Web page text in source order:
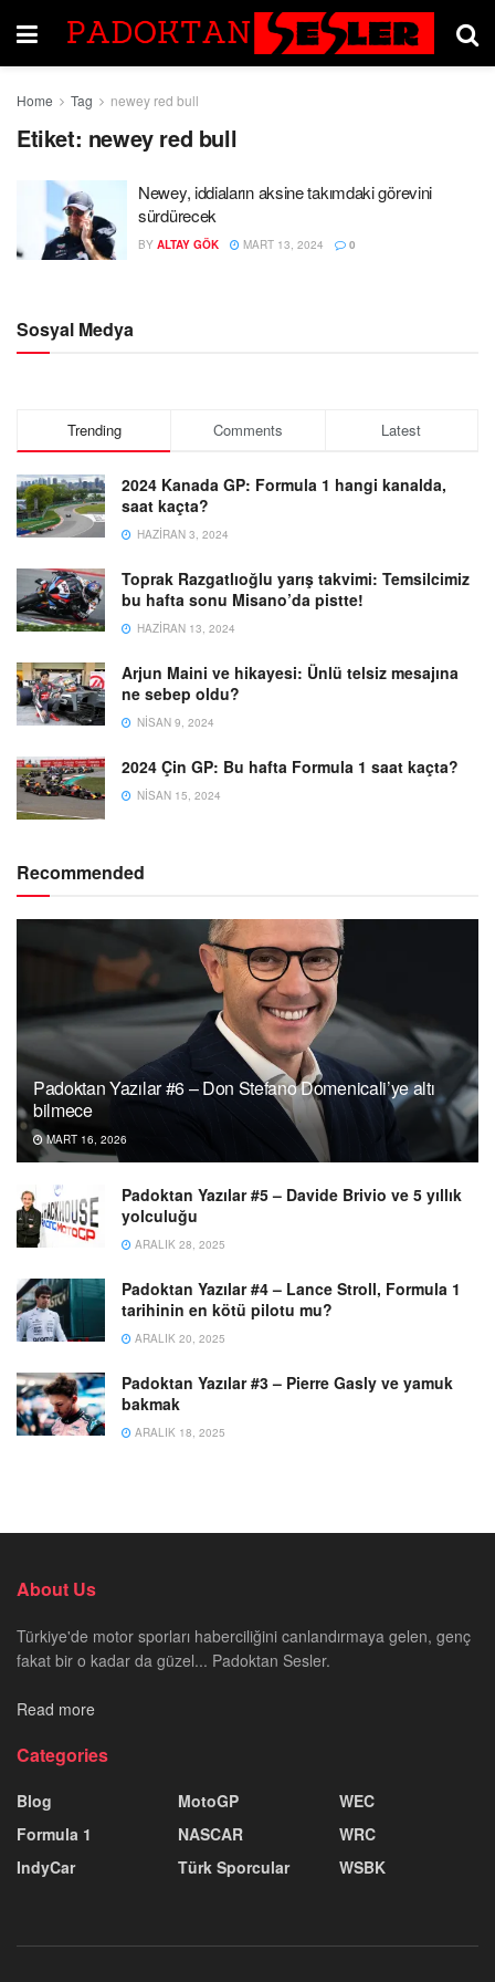
Home Tag newey red bull
Etiket: newey red bull
Newey, iddiaların aksine takımdaki görevini
sürdürecek
BY ALTAY GÖK MART 13, 2024 0
Sosyal Medya
Trending Comments Latest
2024 Kanada GP: Formula 1 hangi kanalda,
saat kaçta?
HAZIRAN 3, 2024
Toprak Razgatlıoğlu yarış takvimi: Temsilcimiz
bu hafta sonu Misano’da pistte!
HAZIRAN 13, 2024
Arjun Maini ve hikayesi: Ünlü telsiz mesajına
ne sebep oldu?
NISAN 9, 2024
2024 Çin GP: Bu hafta Formula 1 saat kaçta?
NISAN 15, 2024
Recommended
Padoktan Yazılar #6 – Don Stefano Domenicali’ye altı
bilmece
MART 16, 2026
Padoktan Yazılar #5 – Davide Brivio ve 5 yıllık
yolculuğu
ARALIK 28, 2025
Padoktan Yazılar #4 – Lance Stroll, Formula 1
tarihinin en kötü pilotu mu?
ARALIK 20, 2025
Padoktan Yazılar #3 – Pierre Gasly ve yamuk
bakmak
ARALIK 18, 2025
About Us
Türkiye'de motor sporları haberciliğini canlandırmaya gelen, genç
fakat bir o kadar da güzel... Padoktan Sesler.
Read more
Categories
Blog
Formula 1
IndyCar
MotoGP
NASCAR
Türk Sporcular
WEC
WRC
WSBK